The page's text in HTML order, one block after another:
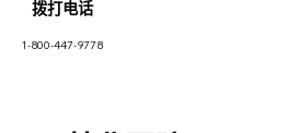
拨打电话
1-800-447-9778